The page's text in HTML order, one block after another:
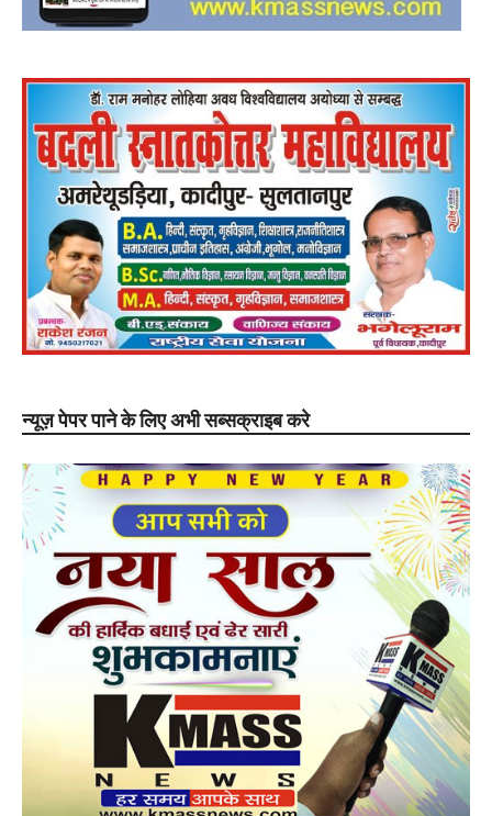
न्यूज़ पेपर पाने के लिए अभी सब्सक्राइब करे